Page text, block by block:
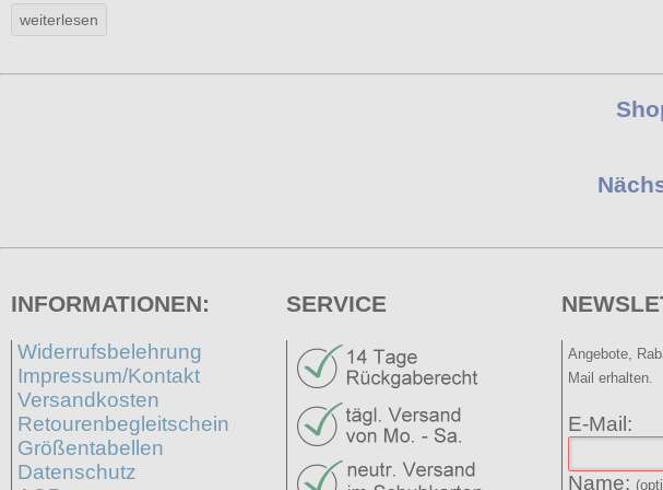
INFORMATIONEN:
Widerrufsbelehrung
Impressum/Kontakt
Versandkosten
Retourenbegleitschein
Größentabellen
Datenschutz
SERVICE
Angebote,
Mail erhalten.
E-Mail:
Name: